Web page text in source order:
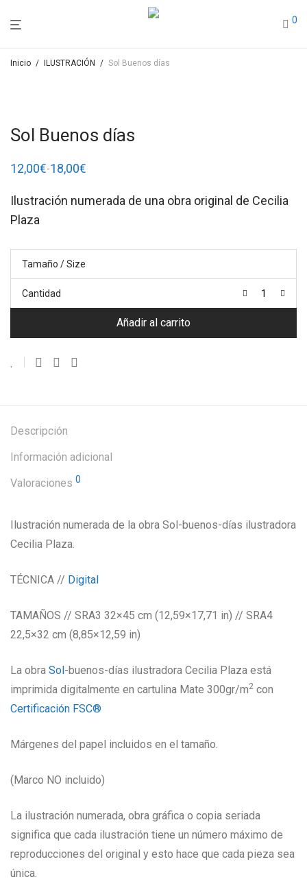
0
Inicio / ILUSTRACIÓN / Sol Buenos días
Sol Buenos días
12,00€-18,00€
Rango
desde
hasta
Ilustración numerada de una obra original de Cecilia
Plaza
Tamaño / Size
Cantidad
Añadir al carrito
Descripción
Información adicional
Valoraciones 0
Ilustración numerada de la obra Sol-buenos-días ilustradora
Cecilia Plaza.
TÉCNICA // Digital
TAMAÑOS // SRA3 32×45 cm (12,59×17,71 in) // SRA4
22,5×32 cm (8,85×12,59 in)
La obra Sol-buenos-días ilustradora Cecilia Plaza está
imprimida digitalmente en cartulina Mate 300gr/m2 con
Certificación FSC®
Márgenes del papel incluidos en el tamaño.
(Marco NO incluido)
La ilustración numerada, obra gráfica o copia seriada
significa que cada ilustración tiene un número máximo de
reproducciones del original y esto hace que cada pieza sea
única.